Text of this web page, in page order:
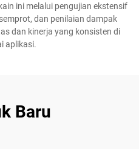
ini melalui pengujian ekstensif
dan penilaian dampak
dan kinerja yang konsisten di
aplikasi.
Baru